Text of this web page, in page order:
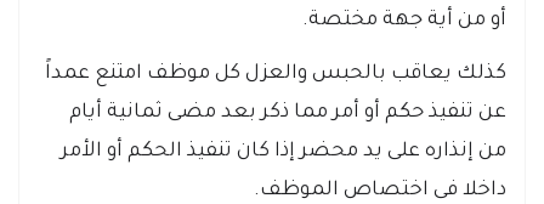
أو من أية جهة مختصة.
كذلك يعاقب بالحبس والعزل كل موظف امتنع عمداً
عن تنفيذ حكم أو أمر مما ذكر بعد مضى ثمانية أيام
من إنذاره على يد محضر إذا كان تنفيذ الحكم أو الأمر
داخلا فى اختصاص الموظف.